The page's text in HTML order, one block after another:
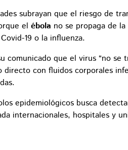
subrayan que el riesgo de
el ébola no se propaga de
19 o la influenza.
comunicado que el virus “no se
con fluidos corporales
epidemiológicos busca
internacionales, hospitales y